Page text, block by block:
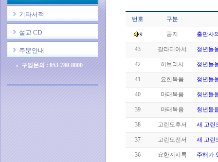
기타서적
설교 CD
주문안내
구입문의 : 053-780-8000
번호 구분
공지 출판사
43 갈라디아서 청년들
42 히브리서 청년들
41 요한복음 청년들
40 마태복음 청년들
39 마태복음 청년들
38 고린도후서 새 고린
37 고린도전서 새 고린
36 요한계시록 주해가